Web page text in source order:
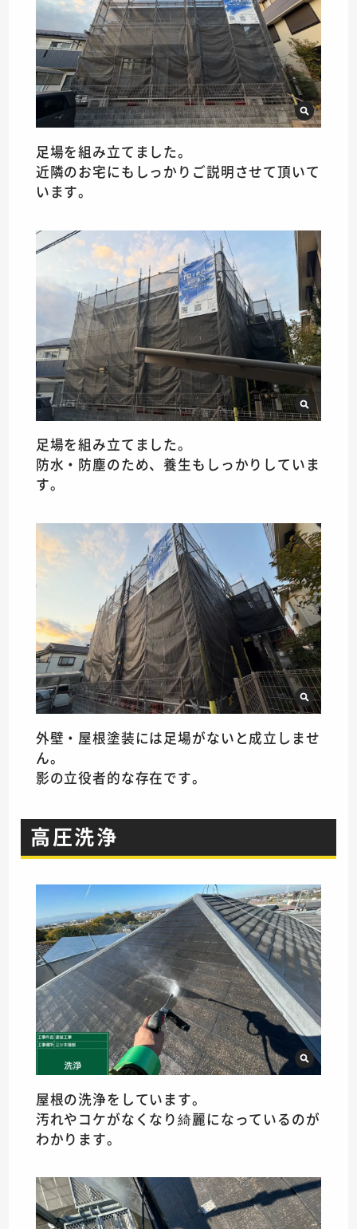
足場を組み立てました。
近隣のお宅にもしっかりご説明させて頂いて
います。
足場を組み立てました。
防水・防塵のため、養生もしっかりしていま
す。
外壁・屋根塗装には足場がないと成立しませ
ん。
影の立役者的な存在です。
高圧洗浄
屋根の洗浄をしています。
汚れやコケがなくなり綺麗になっているのが
わかります。